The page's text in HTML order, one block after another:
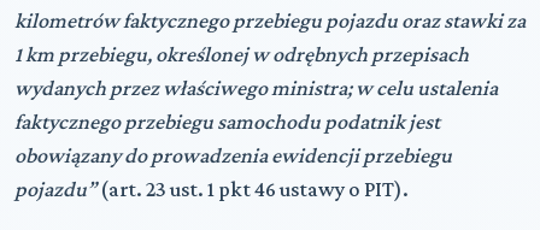
kilometrów faktycznego przebiegu pojazdu oraz stawki za
1 km przebiegu, określonej w odrębnych przepisach
wydanych przez właściwego ministra; w celu ustalenia
faktycznego przebiegu samochodu podatnik jest
obowiązany do prowadzenia ewidencji przebiegu
pojazdu”(art. 23 ust. 1 pkt 46 ustawy o PIT).